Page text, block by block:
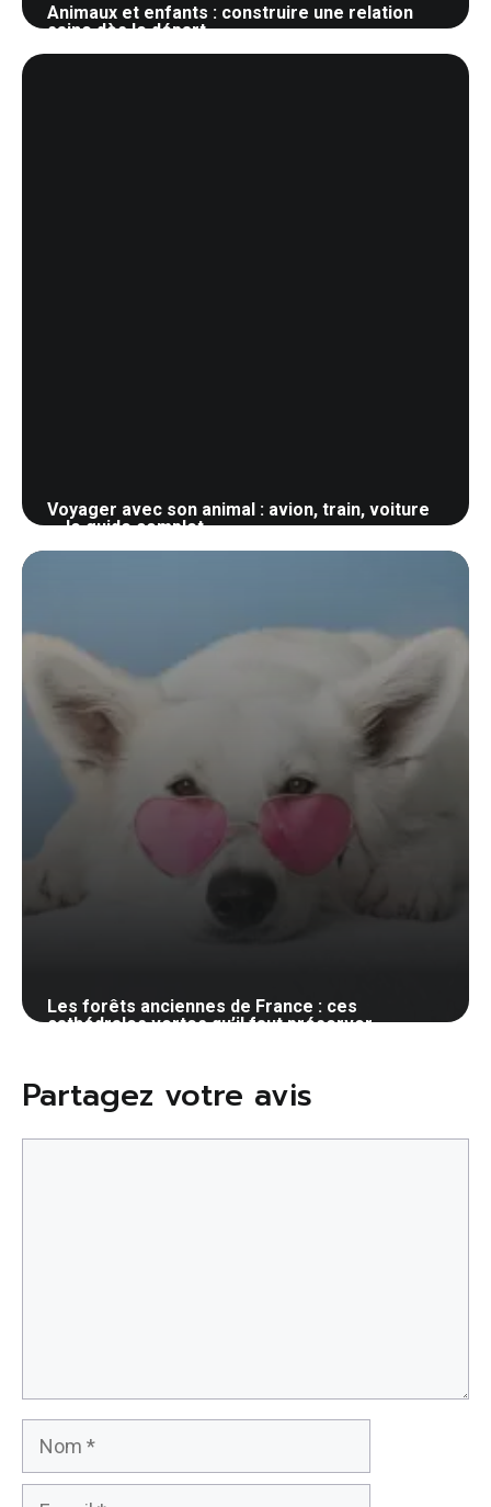
Animaux et enfants : construire une relation
saine dès le départ
Voyager avec son animal : avion, train, voiture
— le guide complet
Les forêts anciennes de France : ces
cathédrales vertes qu’il faut préserver
Partagez votre avis